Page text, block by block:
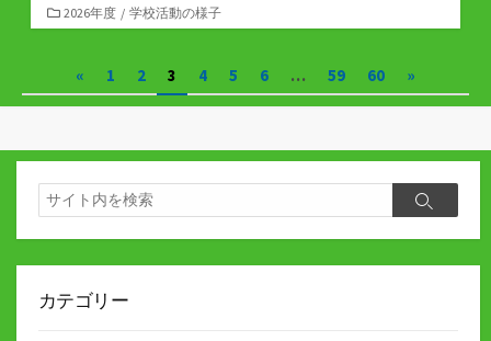
カ
テ
ー
2026年度 / 学校活動の様子
稿
の
ペ
ー
ジ
送
« 1 2 3 4 5 6 … 59 60 »
検
索
検
カテゴリー